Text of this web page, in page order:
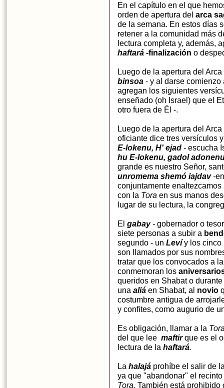
En el capítulo en el que
orden de apertura del arca
de la semana. En estos días
retener a la comunidad más
lectura completa y, además,
haftará -finalización o
Luego de la apertura del
binsoa - y al darse comienzo
agregan los siguientes
enseñado (oh Israel) que el
otro fuera de Él -.
Luego de la apertura del
oficiante dice tres versículos
E-lokenu, H' ejad - escucha
hu E-lokenu, gadol
grande es nuestro Señor,
unromema shemó iajdav-
conjuntamente
con la Tora en sus manos
lugar de su lectura, la
El gabay- gobernador o
siete personas a subir a
segundo - un Levíy los cinco
son llamados por sus
tratar que los convocados a
conmemoran los
queridos en Shabat o
una aliá en Shabat, al novio
costumbre antigua de
y confites, como augurio de
Es obligación, llamar a la
del que lee maftir que es el
lectura de la haftará.
La halajá prohíbe el salir de
ya que "abandonar" el
Tora. También está